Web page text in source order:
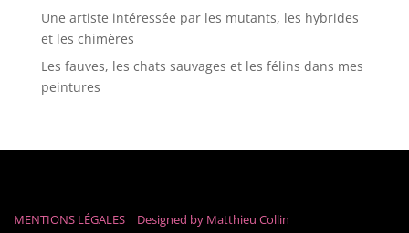
Une artiste intéressée par les mutants, les hybrides
et les chimères
Les fauves, les chats sauvages et les félins dans mes
peintures
MENTIONS LÉGALES | Designed by Matthieu Collin